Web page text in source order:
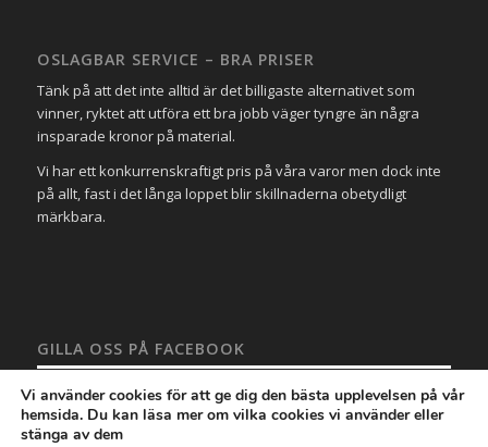
OSLAGBAR SERVICE – BRA PRISER
Tänk på att det inte alltid är det billigaste alternativet som
vinner, ryktet att utföra ett bra jobb väger tyngre än några
insparade kronor på material.
Vi har ett konkurrenskraftigt pris på våra varor men dock inte
på allt, fast i det långa loppet blir skillnaderna obetydligt
märkbara.
GILLA OSS PÅ FACEBOOK
Vi använder cookies för att ge dig den bästa upplevelsen på vår
hemsida. Du kan läsa mer om vilka cookies vi använder eller
stänga av dem